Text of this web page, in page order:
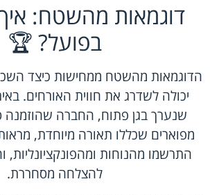
דוגמאות מהשטח:
בפועל? 🏆
הדוגמאות מהשטח ממחישות כיצד
יכולה לשדרג את חווית האורחים.
שנערך בגן פתוח, החברה שהוזמנה
מפוארים שכללו תאורה מיוחדת,
התרשמו מהנוחות
להצלחה מסחררת.